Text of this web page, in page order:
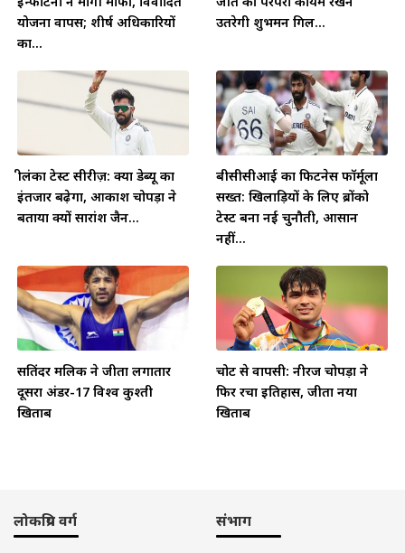
योजना वापस; शीर्ष अधिकारियों
का...
उतरेगी शुभमन गिल...
श्रीलंका टेस्ट सीरीज़: क्या डेब्यू का
इंतजार बढ़ेगा, आकाश चोपड़ा ने
बताया क्यों सारांश जैन...
बीसीसीआई का फिटनेस फॉर्मूला
सख्त: खिलाड़ियों के लिए ब्रोंको
टेस्ट बना नई चुनौती, आसान
नहीं...
सतिंदर मलिक ने जीता लगातार
दूसरा अंडर-17 विश्व कुश्ती
खिताब
चोट से वापसी: नीरज चोपड़ा ने
फिर रचा इतिहास, जीता नया
खिताब
लोकप्रिय वर्ग संभाग